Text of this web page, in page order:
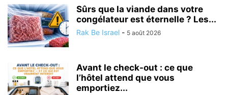
Sûrs que la viande dans votre
congélateur est éternelle ? Les...
Rak Be Israel - 5 août 2026
Avant le check-out : ce que
l’hôtel attend que vous
emportiez...